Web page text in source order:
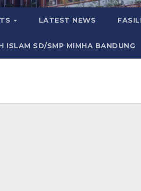
LATEST NEWS
ISLAM SD/SMP MIMHA BANDUNG